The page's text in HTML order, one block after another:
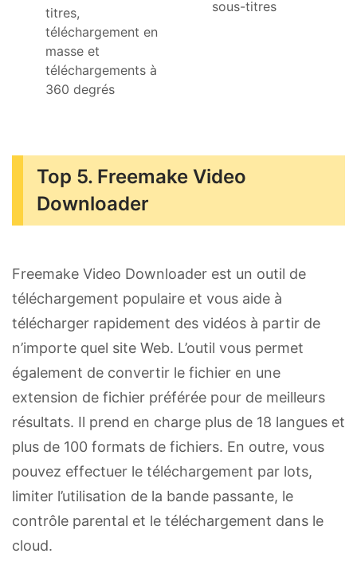
titres,
téléchargement en
masse et
téléchargements à
360 degrés
sous-titres
Top 5. Freemake Video
Downloader
Freemake Video Downloader est un outil de
téléchargement populaire et vous aide à
télécharger rapidement des vidéos à partir de
n’importe quel site Web. L’outil vous permet
également de convertir le fichier en une
extension de fichier préférée pour de meilleurs
résultats. Il prend en charge plus de 18 langues et
plus de 100 formats de fichiers. En outre, vous
pouvez effectuer le téléchargement par lots,
limiter l’utilisation de la bande passante, le
contrôle parental et le téléchargement dans le
cloud.